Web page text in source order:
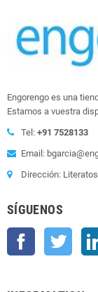
Engorengo es una
Estamos a vuestra
Tel: +91 7528133
Email:
Dirección:
SÍGUENOS
Facebook Twitter